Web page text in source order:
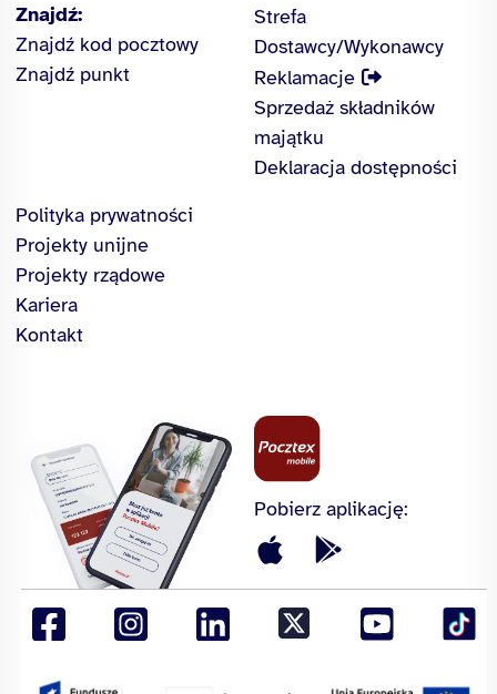
Znajdź:
Znajdź kod pocztowy
Znajdź punkt
Strefa
Dostawcy/Wykonawcy
Reklamacje
Sprzedaż składników
majątku
Deklaracja dostępności
Polityka prywatności
Projekty unijne
Projekty rządowe
Kariera
Kontakt
Pobierz aplikację: